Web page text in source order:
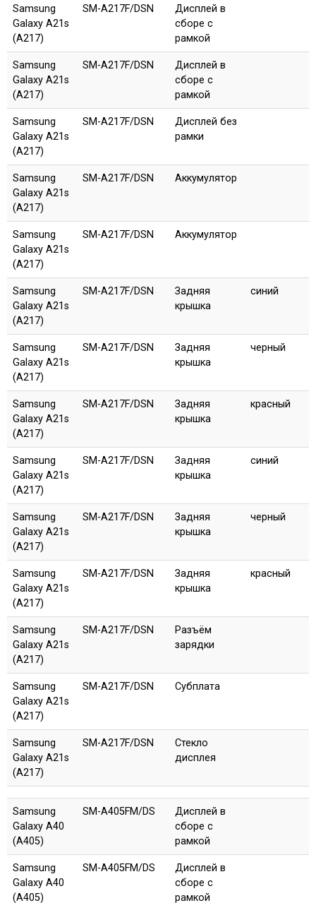
Samsung
Galaxy A21s
(A217)
SM-A217F/DSN
Дисплей в
сборе с
рамкой
Samsung
Galaxy A21s
(A217)
SM-A217F/DSN
Дисплей в
сборе с
рамкой
Samsung
Galaxy A21s
(A217)
SM-A217F/DSN
Дисплей без
рамки
Samsung
Galaxy A21s
(A217)
SM-A217F/DSN Аккумулятор
Samsung
Galaxy A21s
(A217)
SM-A217F/DSN Аккумулятор
Samsung
Galaxy A21s
(A217)
SM-A217F/DSN
Задняя
крышка
синий
Samsung
Galaxy A21s
(A217)
SM-A217F/DSN
Задняя
крышка
черный
Samsung
Galaxy A21s
(A217)
SM-A217F/DSN
Задняя
крышка
красный
Samsung
Galaxy A21s
(A217)
SM-A217F/DSN
Задняя
крышка
синий
Samsung
Galaxy A21s
(A217)
SM-A217F/DSN
Задняя
крышка
черный
Samsung
Galaxy A21s
(A217)
SM-A217F/DSN
Задняя
крышка
красный
Samsung
Galaxy A21s
(A217)
SM-A217F/DSN
Разъём
зарядки
Samsung
Galaxy A21s
(A217)
SM-A217F/DSN Субплата
Samsung
Galaxy A21s
(A217)
SM-A217F/DSN
Стекло
дисплея
Samsung
Galaxy A40
(A405)
SM-A405FM/DS
Дисплей в
сборе с
рамкой
Samsung
Galaxy A40
(A405)
SM-A405FM/DS
Дисплей в
сборе с
рамкой